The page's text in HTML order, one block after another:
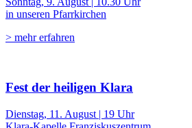
in unseren Pfarrkirchen
> mehr erfahren
Fest der heiligen Klara
Dienstag, 11. August | 19 Uhr